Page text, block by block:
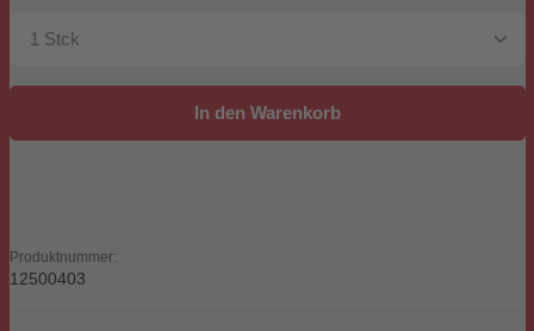
Produkt Anzahl: Gib den gewünschten Wert ein oder
In den Warenkorb
Produktnummer:
12500403